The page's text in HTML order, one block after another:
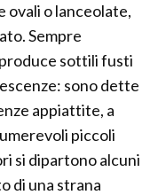
ovali o lanceolate,
Sempre
sottili fusti
sono dette
appiattite, a
piccoli
si dipartono alcuni
di una strana